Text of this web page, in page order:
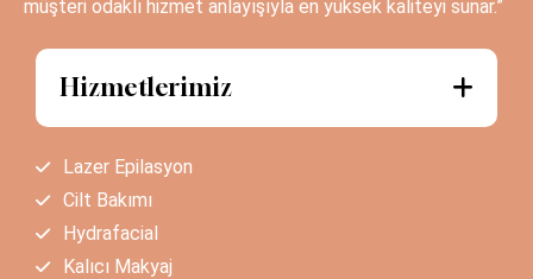
müşteri odaklı hizmet anlayışıyla en yüksek kaliteyi sunar.”
Hizmetlerimiz
Lazer Epilasyon
Cilt Bakımı
Hydrafacial
Kalıcı Makyaj